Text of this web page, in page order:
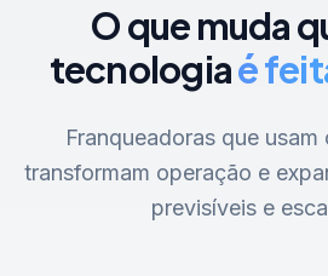
O que muda
tecnologiaé
Franqueadoras que usam
transformam operação e
previsíveis e